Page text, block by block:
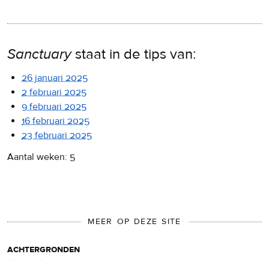
Sanctuarystaat in de tips van:
26 januari 2025
2 februari 2025
9 februari 2025
16 februari 2025
23 februari 2025
Aantal weken: 5
MEER OP DEZE SITE
achtergronden